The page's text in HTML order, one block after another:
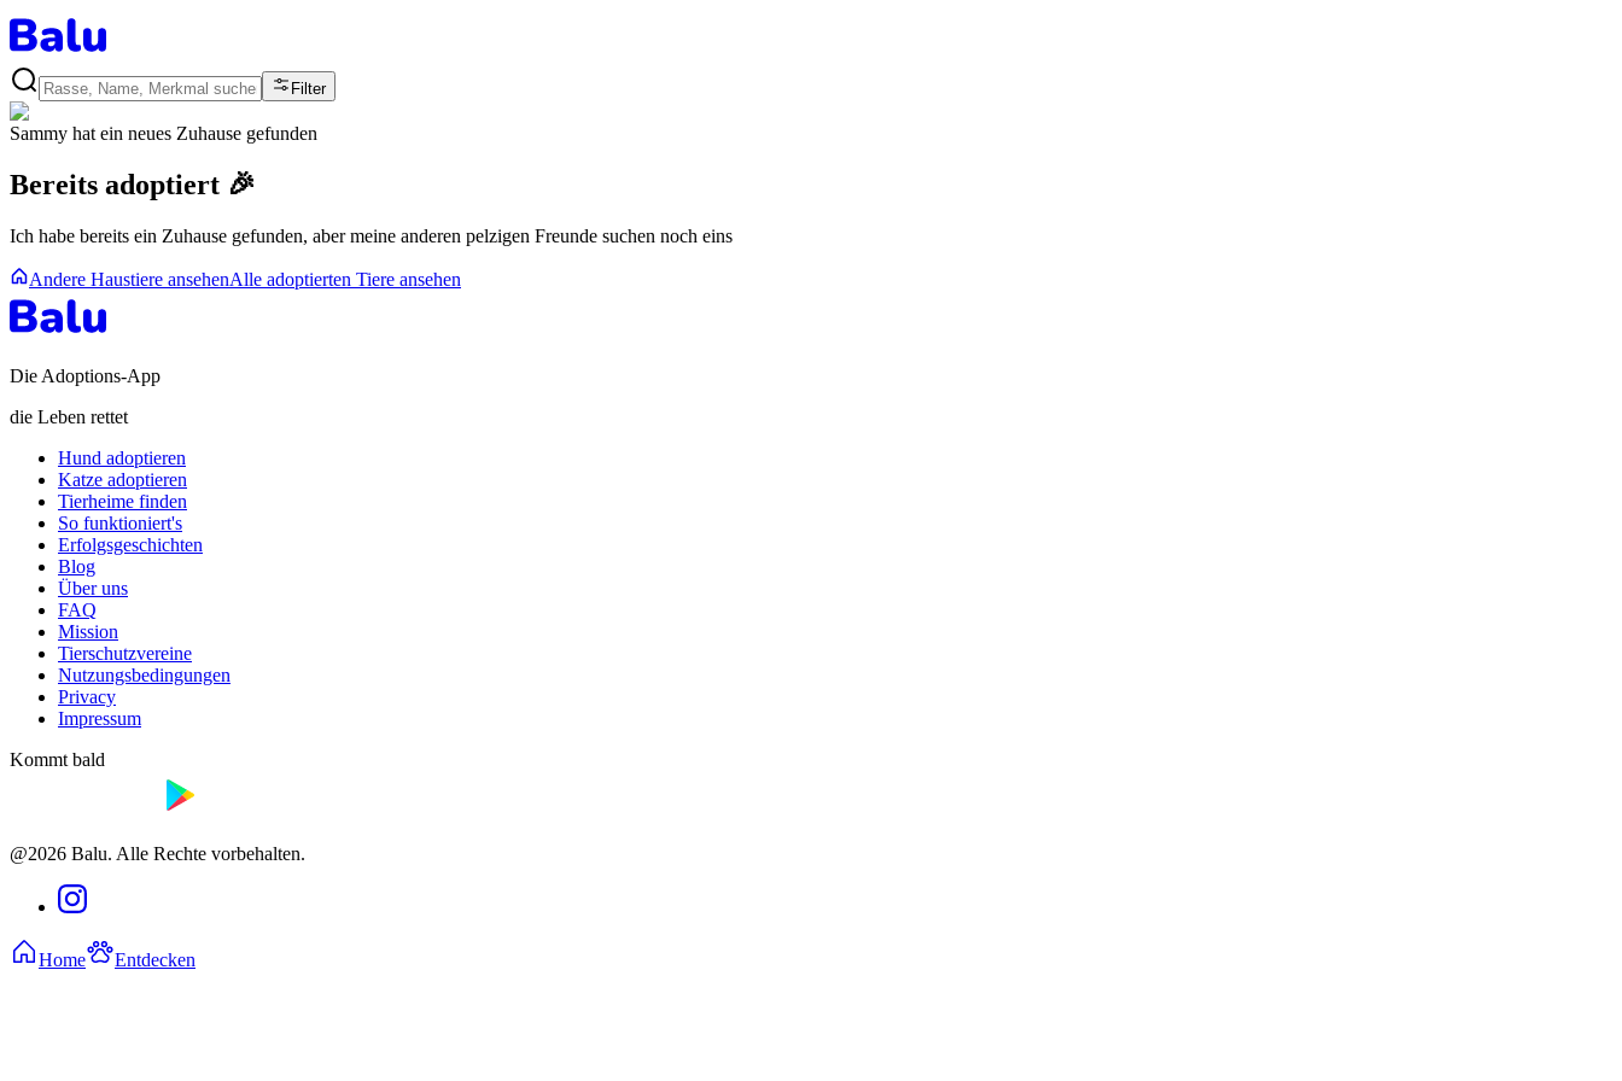
Filter
Sammy hat ein neues Zuhause gefunden
Bereits adoptiert 🎉
Ich habe bereits ein Zuhause gefunden, aber meine anderen pelzigen Freunde suchen noch eins
Andere Haustiere ansehenAlle adoptierten Tiere ansehen
Die Adoptions-App
die Leben rettet
Hund adoptieren
Katze adoptieren
Tierheime finden
So funktioniert's
Erfolgsgeschichten
Blog
Über uns
FAQ
Mission
Tierschutzvereine
Nutzungsbedingungen
Privacy
Impressum
Kommt bald
@2026 Balu. Alle Rechte vorbehalten.
Home Entdecken